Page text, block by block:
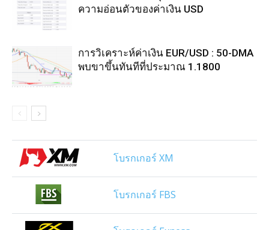
ความอ่อนตัวของค่าเงิน USD
การวิเคราะห์ค่าเงิน EUR/USD : 50-DMA
พบขาขึ้นทันทีที่ประมาณ 1.1800
โบรกเกอร์ XM
โบรกเกอร์ FBS